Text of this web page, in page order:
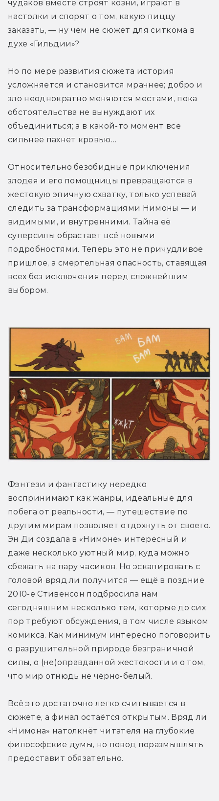
чудаков вместе строят козни, играют в
настолки и спорят о том, какую пиццу
заказать, — ну чем не сюжет для ситкома в
духе «Гильдии»?
Но по мере развития сюжета история
усложняется и становится мрачнее; добро и
зло неоднократно меняются местами, пока
обстоятельства не вынуждают их
объединиться; а в какой-то момент всё
сильнее пахнет кровью…
Относительно безобидные приключения
злодея и его помощницы превращаются в
жестокую эпичную схватку, только успевай
следить за трансформациями Нимоны — и
видимыми, и внутренними. Тайна её
суперсилы обрастает всё новыми
подробностями. Теперь это не причудливое
пришлое, а смертельная опасность, ставящая
всех без исключения перед сложнейшим
выбором.
Фэнтези и фантастику нередко
воспринимают как жанры, идеальные для
побега от реальности, — путешествие по
другим мирам позволяет отдохнуть от своего.
Эн Ди создала в «Нимоне» интересный и
даже несколько уютный мир, куда можно
сбежать на пару часиков. Но эскапировать с
головой вряд ли получится — ещё в поздние
2010-е Стивенсон подбросила нам
сегодняшним несколько тем, которые до сих
пор требуют обсуждения, в том числе языком
комикса. Как минимум интересно поговорить
о разрушительной природе безграничной
силы, о (не)оправданной жестокости и о том,
что мир отнюдь не чёрно-белый.
Всё это достаточно легко считывается в
сюжете, а финал остаётся открытым. Вряд ли
«Нимона» натолкнёт читателя на глубокие
философские думы, но повод поразмышлять
предоставит обязательно.